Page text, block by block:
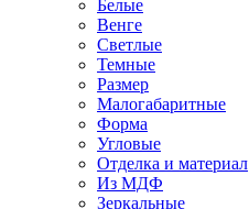
Белые
Венге
Светлые
Темные
Размер
Малогабаритные
Форма
Угловые
Отделка и материал
Из МДФ
Зеркальные